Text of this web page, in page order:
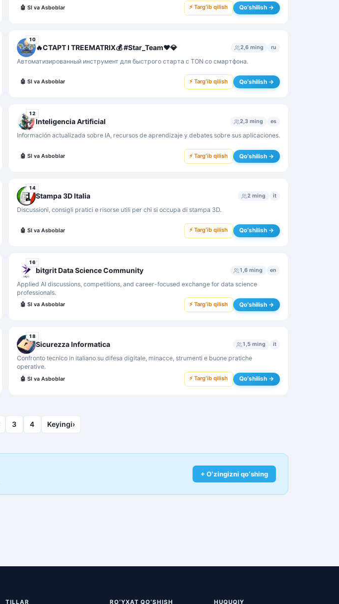
🤖 SI va Asboblar ⚡ Targʻib qilish Qoʻshilish →
10
🔥СТАРТ I TREEMATRIX💰 #Star_Team❤️💎 2,6 ming ru
Автоматизированный инструмент для быстрого старта с TON со смартфона.
🤖 SI va Asboblar ⚡ Targʻib qilish Qoʻshilish →
12
Inteligencia Artificial 2,3 ming es
Información actualizada sobre IA, recursos de aprendizaje y debates sobre sus aplicaciones.
🤖 SI va Asboblar ⚡ Targʻib qilish Qoʻshilish →
14
Stampa 3D Italia 2 ming it
Discussioni, consigli pratici e risorse utili per chi si occupa di stampa 3D.
🤖 SI va Asboblar ⚡ Targʻib qilish Qoʻshilish →
16
bitgrit Data Science Community 1,6 ming en
Applied AI discussions, competitions, and career-focused exchange for data science
professionals.
🤖 SI va Asboblar ⚡ Targʻib qilish Qoʻshilish →
18
Sicurezza Informatica 1,5 ming it
Confronto tecnico in italiano su difesa digitale, minacce, strumenti e buone pratiche
operative.
🤖 SI va Asboblar ⚡ Targʻib qilish Qoʻshilish →
3 4 Keyingi›
+ Oʻzingizni qoʻshing
TILLAR ROʻYXAT QOʻSHISH HUQUQIY